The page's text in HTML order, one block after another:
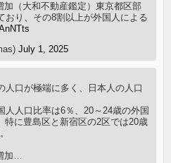
（大和不動産鑑定）東京都区部
おり、その8割以上が外国人による
July 1, 2025
人口が極端に多く、日本人の人口
人人口比率は6％、20～24歳の外国
特に豊島区と新宿区の2区では20歳
加…